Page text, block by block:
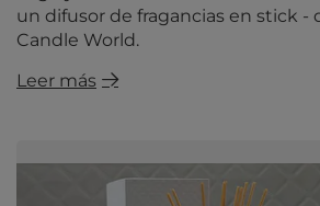
un difusor de fragancias en stick -
Candle World.
Leer más